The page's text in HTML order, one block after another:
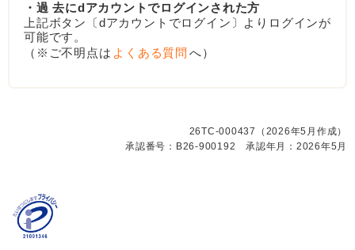
・過 去にdアカウントでログインされた方
上記ボタン〔dアカウントでログイン〕よりログインが
可能です。
（※ご不明点は よくある質問 へ）
26TC-000437（2026年5月作成）
承認番号：B26-900192 承認年月：2026年5月